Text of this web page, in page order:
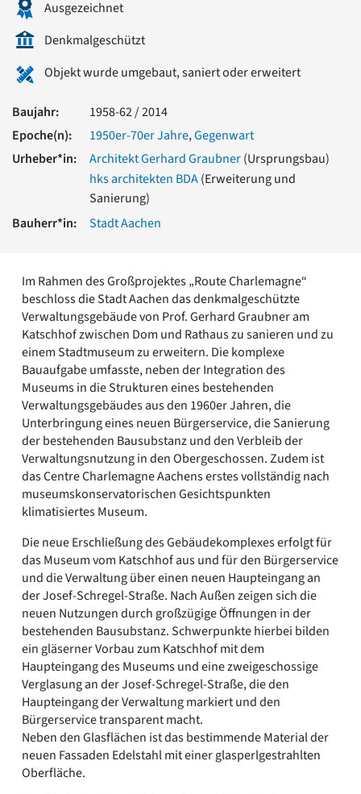
Romanik
Vorromanik
Römische Antike
Über uns
Fachbeirat
Freunde & Förderer
Kontakt
Impressum
Datenschutz
Suchbegriff eingeben
Ausgezeichnet
Denkmalgeschützt
Objekt wurde umgebaut, saniert oder erweitert
Baujahr:
1958-62 / 2014
Epoche(n):
1950er-70er Jahre,Gegenwart
Urheber*in:
Architekt Gerhard Graubner(Ursprungsbau)
hks architekten BDA(Erweiterung und
Sanierung)
Bauherr*in:
Stadt Aachen
Im Rahmen des Großprojektes „Route Charlemagne“
beschloss die Stadt Aachen das denkmalgeschützte
Verwaltungsgebäude von Prof. Gerhard Graubner am
Katschhof zwischen Dom und Rathaus zu sanieren und zu
einem Stadtmuseum zu erweitern. Die komplexe
Bauaufgabe umfasste, neben der Integration des
Museums in die Strukturen eines bestehenden
Verwaltungsgebäudes aus den 1960er Jahren, die
Unterbringung eines neuen Bürgerservice, die Sanierung
der bestehenden Bausubstanz und den Verbleib der
Verwaltungsnutzung in den Obergeschossen. Zudem ist
das Centre Charlemagne Aachens erstes vollständig nach
museumskonservatorischen Gesichtspunkten
klimatisiertes Museum.
Die neue Erschließung des Gebäudekomplexes erfolgt für
das Museum vom Katschhof aus und für den Bürgerservice
und die Verwaltung über einen neuen Haupteingang an
der Josef-Schregel-Straße. Nach Außen zeigen sich die
neuen Nutzungen durch großzügige Öffnungen in der
bestehenden Bausubstanz. Schwerpunkte hierbei bilden
ein gläserner Vorbau zum Katschhof mit dem
Haupteingang des Museums und eine zweigeschossige
Verglasung an der Josef-Schregel-Straße, die den
Haupteingang der Verwaltung markiert und den
Bürgerservice transparent macht.
Neben den Glasflächen ist das bestimmende Material der
neuen Fassaden Edelstahl mit einer glasperlgestrahlten
Oberfläche.